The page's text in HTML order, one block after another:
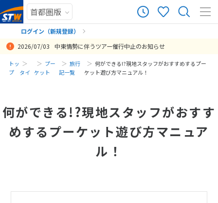
ログイン（新規登録）
まだ履歴がありません
2026/07/03 中東情勢に伴うツアー催行中止のお知らせ
トッ
プ
タイ
プー
ケット
旅行
記一覧
何ができる!?現地スタッフがおすすめするプー
ケット遊び方マニュアル！
何ができる!?現地スタッフがおすす
めするプーケット遊び方マニュア
ル！